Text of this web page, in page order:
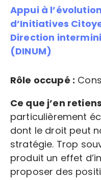
Appui à
d’Initiatives
Direction
(DINUM)
Rôle occupé :
Ce que j’en
particulièrement
dont le droit peut
stratégie. Trop
produit un effet
proposer des